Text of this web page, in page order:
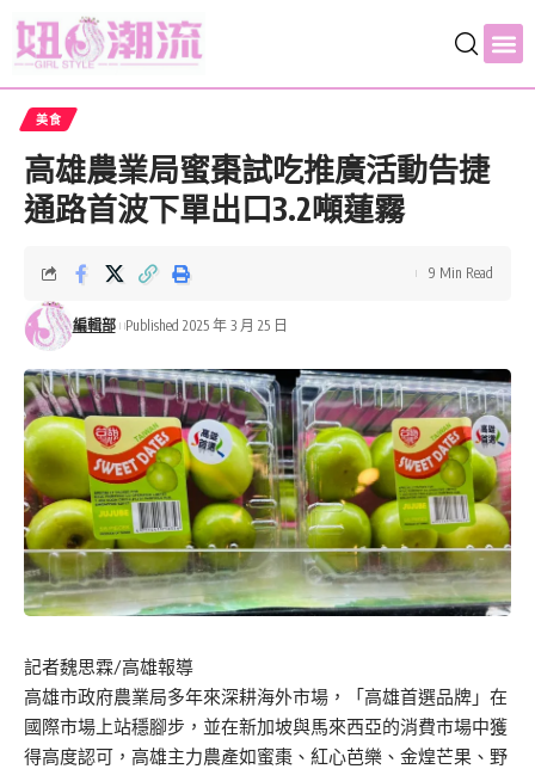
美食
高雄農業局蜜棗試吃推廣活動告捷
通路首波下單出口3.2噸蓮霧
編輯部 Published 2025 年 3 月 25 日
9 Min Read
記者魏思霖/高雄報導
高雄市政府農業局多年來深耕海外市場，「高雄首選品牌」在
國際市場上站穩腳步，並在新加坡與馬來西亞的消費市場中獲
得高度認可，高雄主力農產如蜜棗、紅心芭樂、金煌芒果、野